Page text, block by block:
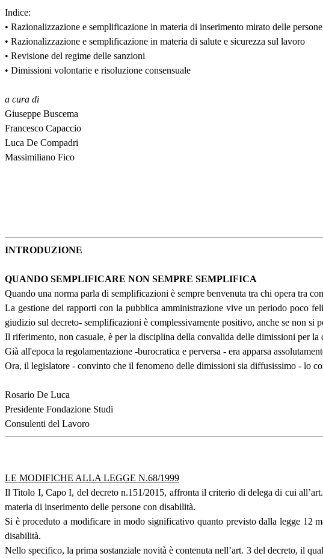
Indice:
• Razionalizzazione e semplificazione in materia di inserimento mirato delle
• Razionalizzazione e semplificazione in materia di salute e sicurezza sul lavoro
• Revisione del regime delle sanzioni
• Dimissioni volontarie e risoluzione consensuale
a cura di
Giuseppe Buscema
Francesco Capaccio
Luca De Compadri
Massimiliano Fico
INTRODUZIONE
QUANDO SEMPLIFICARE NON SEMPRE SEMPLIFICA
Quando una norma parla di semplificazioni è sempre benvenuta tra chi opera tra
La gestione dei rapporti con la pubblica amministrazione vive un periodo poco
giudizio sul decreto- semplificazioni è complessivamente positivo, anche se non si
Il riferimento, non casuale, è per la disciplina della convalida delle dimissioni per
Già all'epoca la regolamentazione -burocratica e perversa - era apparsa
Ora, il legislatore - convinto che il fenomeno delle dimissioni sia diffusissimo - lo
Rosario De Luca
Presidente Fondazione Studi
Consulenti del Lavoro
LE MODIFICHE ALLA LEGGE N.68/1999
Il Titolo I, Capo I, del decreto n.151/2015, affronta il criterio di delega di cui
materia di inserimento delle persone con disabilità.
Si è proceduto a modificare in modo significativo quanto previsto dalla legge 12
disabilità.
Nello specifico, la prima sostanziale novità è contenuta nell’art. 3 del decreto, il